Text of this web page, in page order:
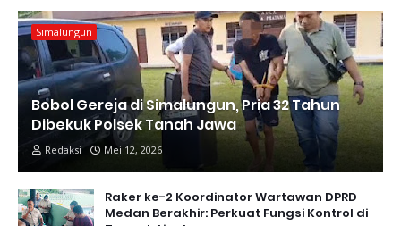
Simalungun
Bobol Gereja di Simalungun, Pria 32 Tahun
Dibekuk Polsek Tanah Jawa
Redaksi Mei 12, 2026
Raker ke-2 Koordinator Wartawan DPRD
Medan Berakhir: Perkuat Fungsi Kontrol di